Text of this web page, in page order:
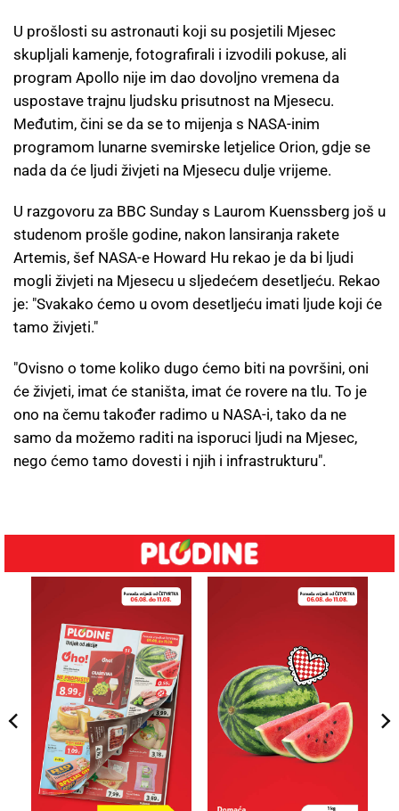
U prošlosti su astronauti koji su posjetili Mjesec
skupljali kamenje, fotografirali i izvodili pokuse, ali
program Apollo nije im dao dovoljno vremena da
uspostave trajnu ljudsku prisutnost na Mjesecu.
Međutim, čini se da se to mijenja s NASA-inim
programom lunarne svemirske letjelice Orion, gdje se
nada da će ljudi živjeti na Mjesecu dulje vrijeme.
U razgovoru za BBC Sunday s Laurom Kuenssberg još u
studenom prošle godine, nakon lansiranja rakete
Artemis, šef NASA-e Howard Hu rekao je da bi ljudi
mogli živjeti na Mjesecu u sljedećem desetljeću. Rekao
je: "Svakako ćemo u ovom desetljeću imati ljude koji će
tamo živjeti."
"Ovisno o tome koliko dugo ćemo biti na površini, oni
će živjeti, imat će staništa, imat će rovere na tlu. To je
ono na čemu također radimo u NASA-i, tako da ne
samo da možemo raditi na isporuci ljudi na Mjesec,
nego ćemo tamo dovesti i njih i infrastrukturu".